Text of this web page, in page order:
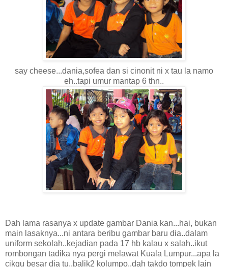
say cheese...dania,sofea dan si cinonit ni x tau la namo
eh..tapi umur mantap 6 thn..
Dah lama rasanya x update gambar Dania kan...hai, bukan
main lasaknya...ni antara beribu gambar baru dia..dalam
uniform sekolah..kejadian pada 17 hb kalau x salah..ikut
rombongan tadika nya pergi melawat Kuala Lumpur...apa la
cikgu besar dia tu..balik2 kolumpo..dah takdo tompek lain